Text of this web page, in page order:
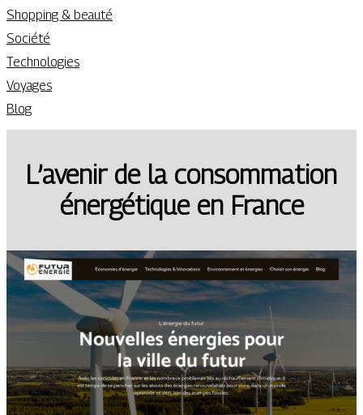
Shopping & beauté
Société
Technologies
Voyages
Blog
L’avenir de la consommation
énergétique en France